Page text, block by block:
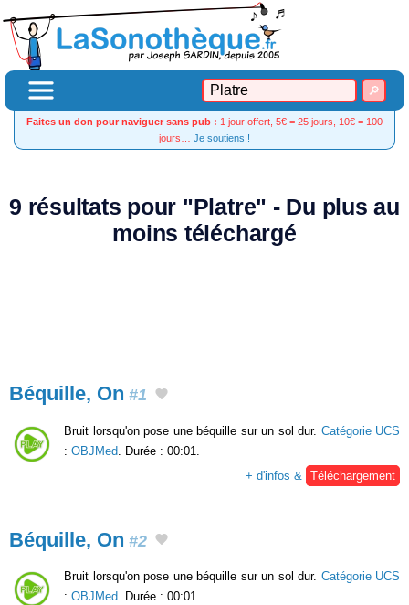
Faites un don pour naviguer sans pub : 1 jour offert, 5€ = 25 jours, 10€ = 100
jours… Je soutiens !
9 résultats pour "Platre" - Du plus au
moins téléchargé
Béquille, On #1
Bruit lorsqu'on pose une béquille sur un sol dur. Catégorie UCS
: OBJMed . Durée : 00:01.
+ d'infos &
Téléchargement
Béquille, On #2
Bruit lorsqu'on pose une béquille sur un sol dur. Catégorie UCS
: OBJMed. Durée : 00:01.